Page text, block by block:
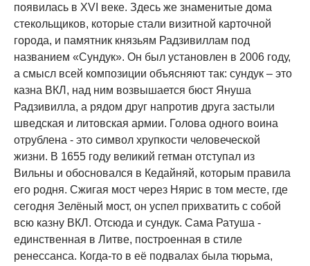
появилась в XVI веке. Здесь же знаменитые дома
стекольщиков, которые стали визитной карточной
города, и памятник князьям Радзивиллам под
названием «Сундук». Он был установлен в 2006 году,
а смысл всей композиции объясняют так: сундук – это
казна ВКЛ, над ним возвышается бюст Януша
Радзивилла, а рядом друг напротив друга застыли
шведская и литовская армии. Голова одного воина
отрублена - это символ хрупкости человеческой
жизни. В 1655 году великий гетман отступал из
Вильны и обосновался в Кедайняй, которым правила
его родня. Сжигая мост через Нярис в том месте, где
сегодня Зелёный мост, он успел прихватить с собой
всю казну ВКЛ. Отсюда и сундук. Сама Ратуша -
единственная в Литве, построенная в стиле
ренессанса. Когда-то в её подвалах была тюрьма,